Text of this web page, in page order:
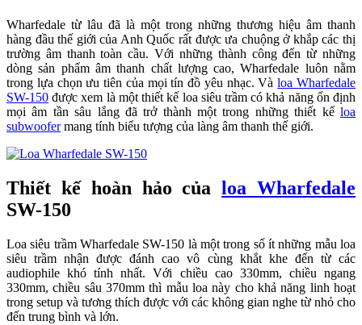
Wharfedale từ lâu đã là một trong những thương hiệu âm thanh
hàng đầu thế giới của Anh Quốc rất được ưa chuộng ở khắp các thị
trường âm thanh toàn cầu. Với những thành công đến từ những
dòng sản phẩm âm thanh chất lượng cao, Wharfedale luôn nằm
trong lựa chọn ưu tiên của mọi tín đồ yêu nhạc. Vàloa Wharfedale
SW-150 được xem là một thiết kế loa siêu trầm có khả năng ổn định
mọi âm tần sâu lắng đã trở thành một trong những thiết kế loa
subwoofermang tính biểu tượng của làng âm thanh thế giới.
Thiết kế hoàn hảo củaloa Wharfedale
SW-150
Loa siêu trầm Wharfedale SW-150 là một trong số ít những mẫu loa
siêu trầm nhận được đánh cao vô cùng khắt khe đến từ các
audiophile khó tính nhất. Với chiều cao 330mm, chiều ngang
330mm, chiều sâu 370mm thì mẫu loa này cho khả năng linh hoạt
trong setup và tương thích được với các không gian nghe từ nhỏ cho
đến trung bình và lớn.